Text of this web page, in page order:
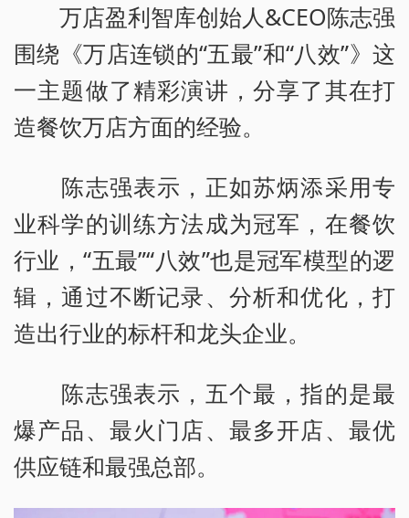
万店盈利智库创始人&CEO陈志强
围绕《万店连锁的“五最”和“八效”》这
一主题做了精彩演讲，分享了其在打
造餐饮万店方面的经验。
陈志强表示，正如苏炳添采用专
业科学的训练方法成为冠军，在餐饮
行业，“五最”“八效”也是冠军模型的逻
辑，通过不断记录、分析和优化，打
造出行业的标杆和龙头企业。
陈志强表示，五个最，指的是最
爆产品、最火门店、最多开店、最优
供应链和最强总部。